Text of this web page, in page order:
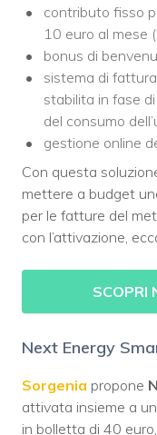
contributo fisso
10 euro al mese
bonus di
sistema di
stabilita in fase
del consumo
gestione online
Con questa
mettere a budget
per le fatture del
con l’attivazione,
SCOPRI
Next Energy
Sorgenia propone
attivata insieme a
in bolletta di 40